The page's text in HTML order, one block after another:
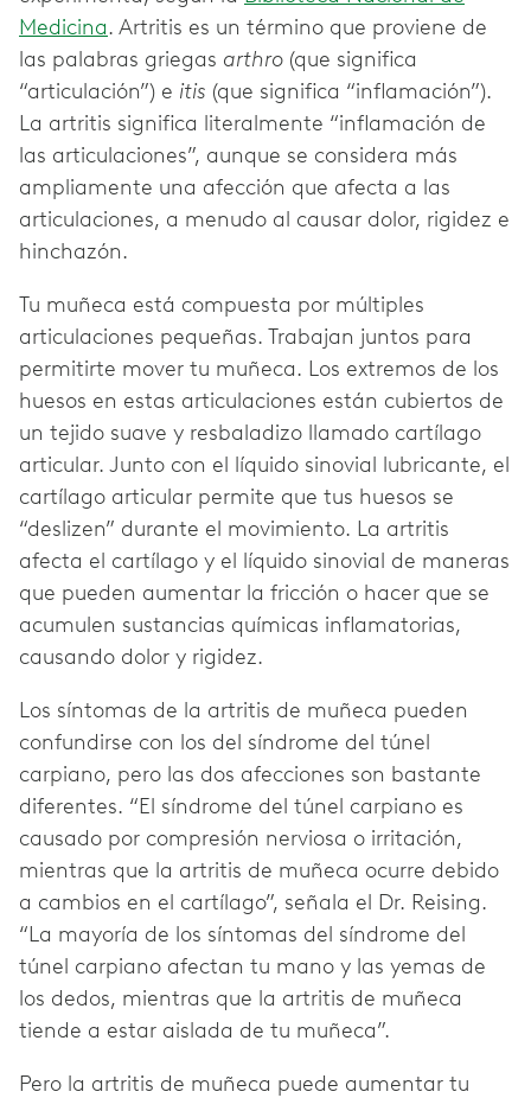
Medicina. Artritis es un término que proviene de
las palabras griegas arthro (que significa
“articulación”) e itis (que significa “inflamación”).
La artritis significa literalmente “inflamación de
las articulaciones”, aunque se considera más
ampliamente una afección que afecta a las
articulaciones, a menudo al causar dolor, rigidez e
hinchazón.
Tu muñeca está compuesta por múltiples
articulaciones pequeñas. Trabajan juntos para
permitirte mover tu muñeca. Los extremos de los
huesos en estas articulaciones están cubiertos de
un tejido suave y resbaladizo llamado cartílago
articular. Junto con el líquido sinovial lubricante, el
cartílago articular permite que tus huesos se
“deslizen” durante el movimiento. La artritis
afecta el cartílago y el líquido sinovial de maneras
que pueden aumentar la fricción o hacer que se
acumulen sustancias químicas inflamatorias,
causando dolor y rigidez.
Los síntomas de la artritis de muñeca pueden
confundirse con los del síndrome del túnel
carpiano, pero las dos afecciones son bastante
diferentes. “El síndrome del túnel carpiano es
causado por compresión nerviosa o irritación,
mientras que la artritis de muñeca ocurre debido
a cambios en el cartílago”, señala el Dr. Reising.
“La mayoría de los síntomas del síndrome del
túnel carpiano afectan tu mano y las yemas de
los dedos, mientras que la artritis de muñeca
tiende a estar aislada de tu muñeca”.
Pero la artritis de muñeca puede aumentar tu